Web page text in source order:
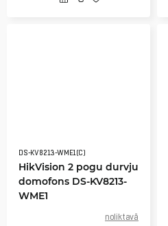
DS-KV8213-WME1(C)
HikVision 2 pogu durvju
domofons DS-KV8213-
WME1
noliktavā